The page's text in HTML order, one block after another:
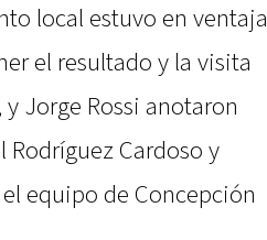
local estuvo en ventaja
el resultado y la visita
Jorge Rossi anotaron
Cardoso y
equipo de Concepción